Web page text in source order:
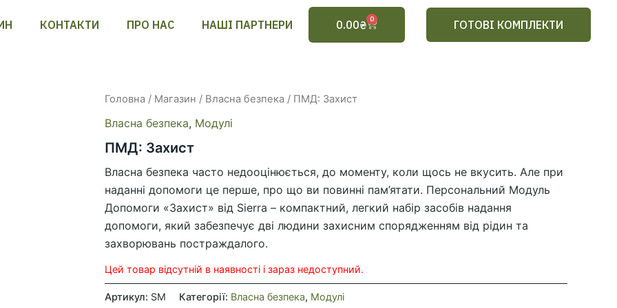
КОНТАКТИ ПРО НАС НАШІ ПАРТНЕРИ 0.00₴ 0 Cart ГОТОВІ КОМПЛЕКТИ
Головна / Магазин / Власна безпека / ПМД: Захист
Власна безпека, Модулі
ПМД: Захист
Власна безпека часто недооцінюється, до моменту, коли щось не вкусить. Але при
наданні допомоги це перше, про що ви повинні пам’ятати. Персональний Модуль
Допомоги «Захист» від Sierra – компактний, легкий набір засобів надання
допомоги, який забезпечує дві людини захисним спорядженням від рідин та
захворювань постраждалого.
Цей товар відсутній в наявності і зараз недоступний.
Артикул: SM Категорії: Власна безпека, Модулі